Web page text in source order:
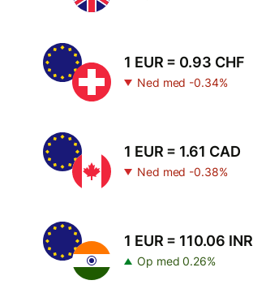
1 EUR = 0.93 CHF
Ned med -0.34%
1 EUR = 1.61 CAD
Ned med -0.38%
1 EUR = 110.06 INR
Op med 0.26%